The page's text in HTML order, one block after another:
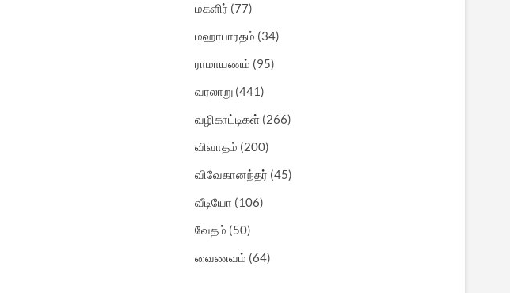
மகளிர் (77)
மஹாபாரதம் (34)
ராமாயணம் (95)
வரலாறு (441)
வழிகாட்டிகள் (266)
விவாதம் (200)
விவேகானந்தர் (45)
வீடியோ (106)
வேதம் (50)
வைணவம் (64)